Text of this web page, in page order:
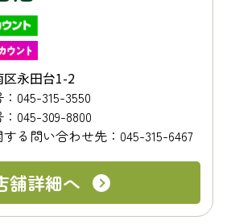
永田台1-2
045-315-3550
045-309-8800
る問い合わせ先：045-315-6467
舗詳細へ